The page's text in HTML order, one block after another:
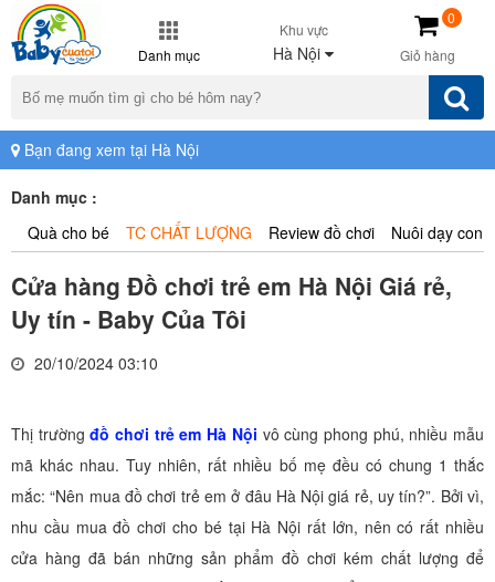
Danh mục
Khu vực
Hà Nội Giỏ hàng
0
Bạn đang xem tại Hà Nội
Danh mục :
Quà cho bé
TC CHẤT LƯỢNG Review đồ chơi Nuôi dạy con
Cửa hàng Đồ chơi trẻ em Hà Nội Giá rẻ,
Uy tín - Baby Của Tôi
20/10/2024 03:10
Thị trườngđồ chơi trẻ em Hà Nội vô cùng phong phú, nhiều mẫu
mã khác nhau. Tuy nhiên, rất nhiều bố mẹ đều có chung 1 thắc
mắc: “Nên mua đồ chơi trẻ em ở đâu Hà Nội giá rẻ, uy tín?”. Bởi vì,
nhu cầu mua đồ chơi cho bé tại Hà Nội rất lớn, nên có rất nhiều
cửa hàng đã bán những sản phẩm đồ chơi kém chất lượng để